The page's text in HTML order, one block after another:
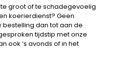
groot of te schadegevoelig
koerierdienst? Geen
dan tot aan de
tijdstip met onze
ook ‘s avonds of in het